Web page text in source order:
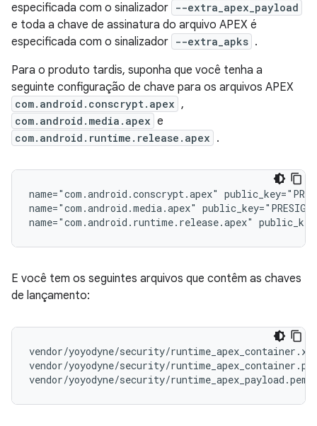
especificada com o sinalizador --extra_apex_payload
e toda a chave de assinatura do arquivo APEX é
especificada com o sinalizador --extra_apks .
Para o produto tardis, suponha que você tenha a
seguinte configuração de chave para os arquivos APEX
com.android.conscrypt.apex ,
com.android.media.apex e
com.android.runtime.release.apex .
name="com.android.conscrypt.apex"
name="com.android.media.apex"
E você tem os seguintes arquivos que contêm as chaves
de lançamento:
vendor/yoyodyne/security/
vendor/yoyodyne/security/